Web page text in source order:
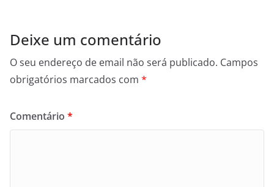
Deixe um comentário
O seu endereço de email não será publicado. Campos
obrigatórios marcados com *
Comentário *